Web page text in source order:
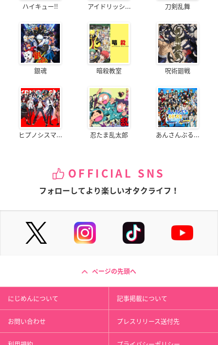
ハイキュー!! アイドリッシ... 刀剣乱舞
銀魂 暗殺教室 呪術廻戦
ヒプノシスマ... 忍たま乱太郎 あんさんぶる...
OFFICIAL SNS
フォローしてより楽しいオタクライフ！
ページの先頭へ
にじめんについて 記事掲載について
お問い合わせ プレスリリース送付先